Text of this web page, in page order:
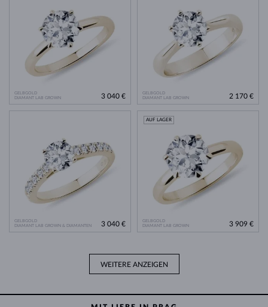
GELBGOLD
DIAMANT LAB GROWN
3 040 €
GELBGOLD
DIAMANT LAB GROWN
2 170 €
GELBGOLD
DIAMANT LAB GROWN & DIAMANTEN
3 040 €
GELBGOLD
DIAMANT LAB GROWN
AUF LAGER
3 909 €
WEITERE ANZEIGEN